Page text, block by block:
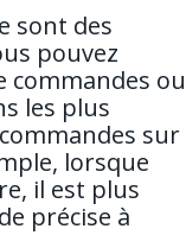
sont des
pouvez
ou
les plus
sur
lorsque
il est plus
précise à